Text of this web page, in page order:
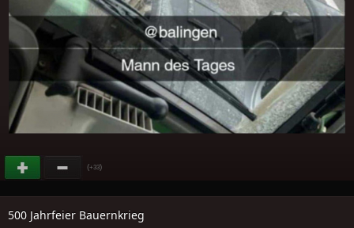
(+33)
500 Jahrfeier Bauernkrieg